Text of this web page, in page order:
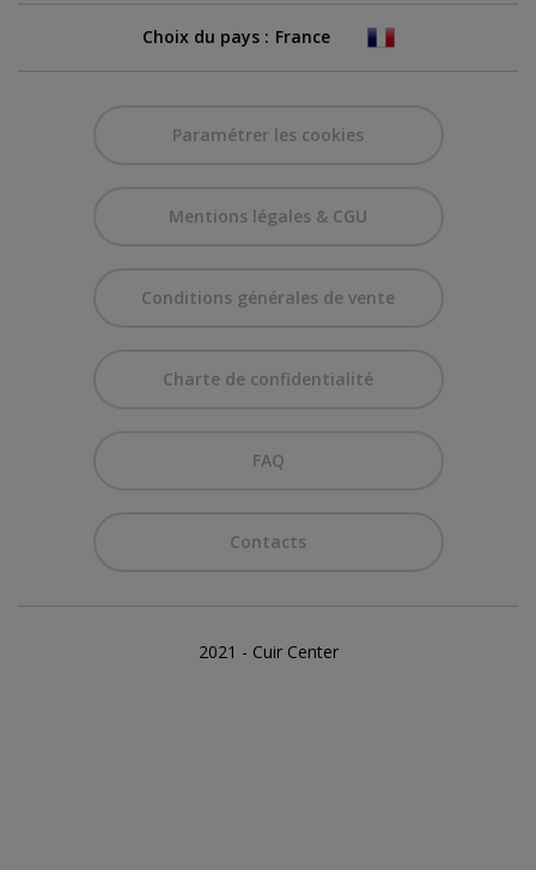
Choix du pays :
Paramétrer les cookies
Mentions légales & CGU
Conditions générales de vente
Charte de confidentialité
FAQ
Contacts
2021 - Cuir Center